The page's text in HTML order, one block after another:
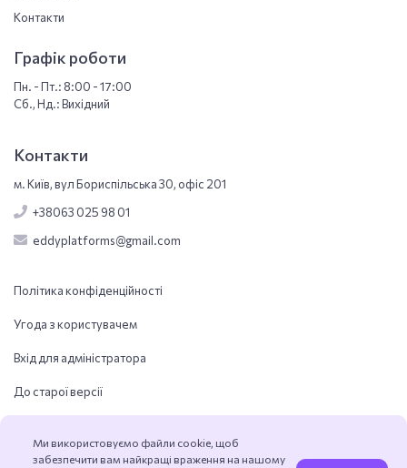
Контакти
Графік роботи
Пн. - Пт.: 8:00 - 17:00
Сб., Нд.: Вихідний
Контакти
м. Київ, вул Бориспільська 30, офіс 201
+38063 025 98 01
eddyplatforms@gmail.com
Політика конфіденційності
Угода з користувачем
Вхід для адміністратора
До старої версії
Ми використовуємо файли cookie, щоб
забезпечити вам найкращі враження на нашому